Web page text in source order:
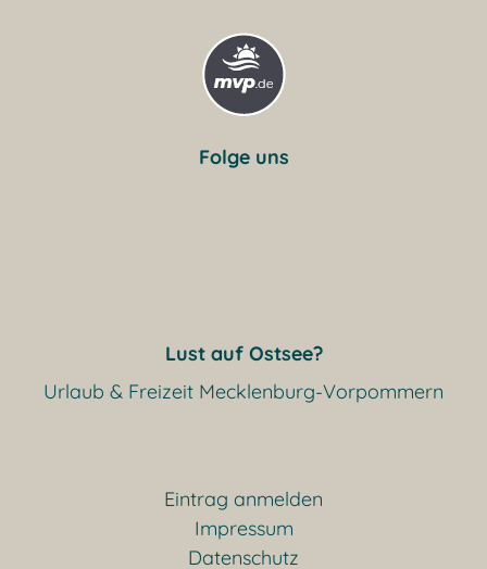
Folge uns
Lust auf Ostsee?
Urlaub & Freizeit Mecklenburg-Vorpommern
Eintrag anmelden
Impressum
Datenschutz